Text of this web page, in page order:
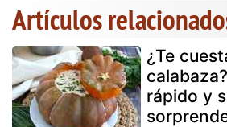
Artículos
¿Te
rápido y